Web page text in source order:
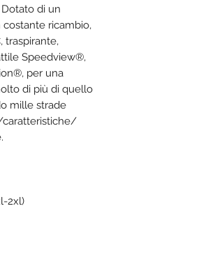
di un
costante ricambio,
traspirante,
Speedview®,
per una
di più di quello
mille strade
caratteristiche/
2xl)